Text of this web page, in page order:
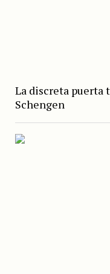
La discreta puerta
Schengen